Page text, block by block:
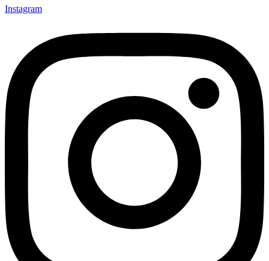
Instagram